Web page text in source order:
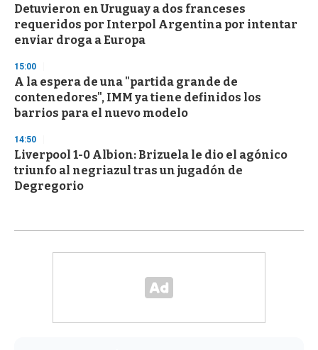
Detuvieron en Uruguay a dos franceses
requeridos por Interpol Argentina por intentar
enviar droga a Europa
15:00
A la espera de una "partida grande de
contenedores", IMM ya tiene definidos los
barrios para el nuevo modelo
14:50
Liverpool 1-0 Albion: Brizuela le dio el agónico
triunfo al negriazul tras un jugadón de
Degregorio